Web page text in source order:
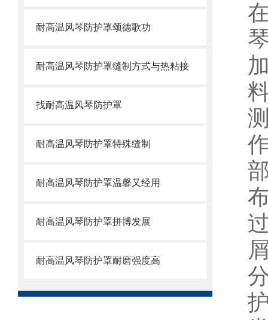
耐高温风琴防护罩颂德歌功
耐高温风琴防护罩缝制方式与热粘接
找耐高温风琴防护罩
耐高温风琴防护罩特殊缝制
耐高温风琴防护罩温馨又经用
耐高温风琴防护罩拼博发展
耐高温风琴防护罩耐磨强度高